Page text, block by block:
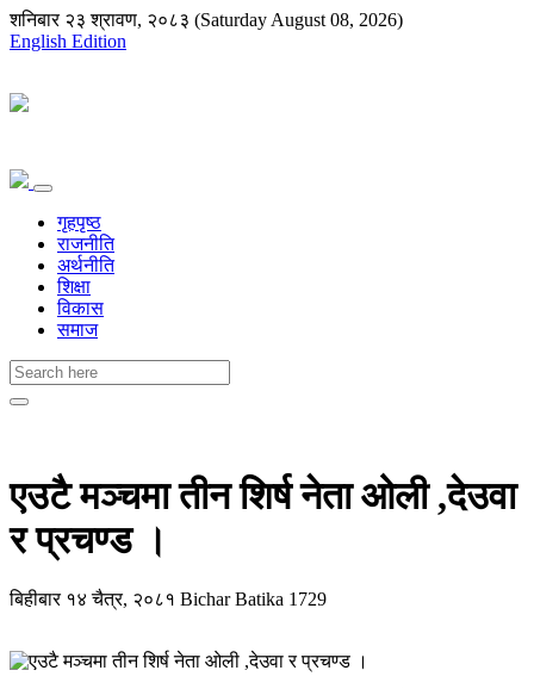
शनिबार २३ श्रावण, २०८३ (Saturday August 08, 2026)
English Edition
गृहपृष्ठ
राजनीति
अर्थनीति
शिक्षा
विकास
समाज
एउटै मञ्चमा तीन शिर्ष नेता ओली ,देउवा
र प्रचण्ड ।
बिहीबार १४ चैत्र, २०८१ Bichar Batika 1729